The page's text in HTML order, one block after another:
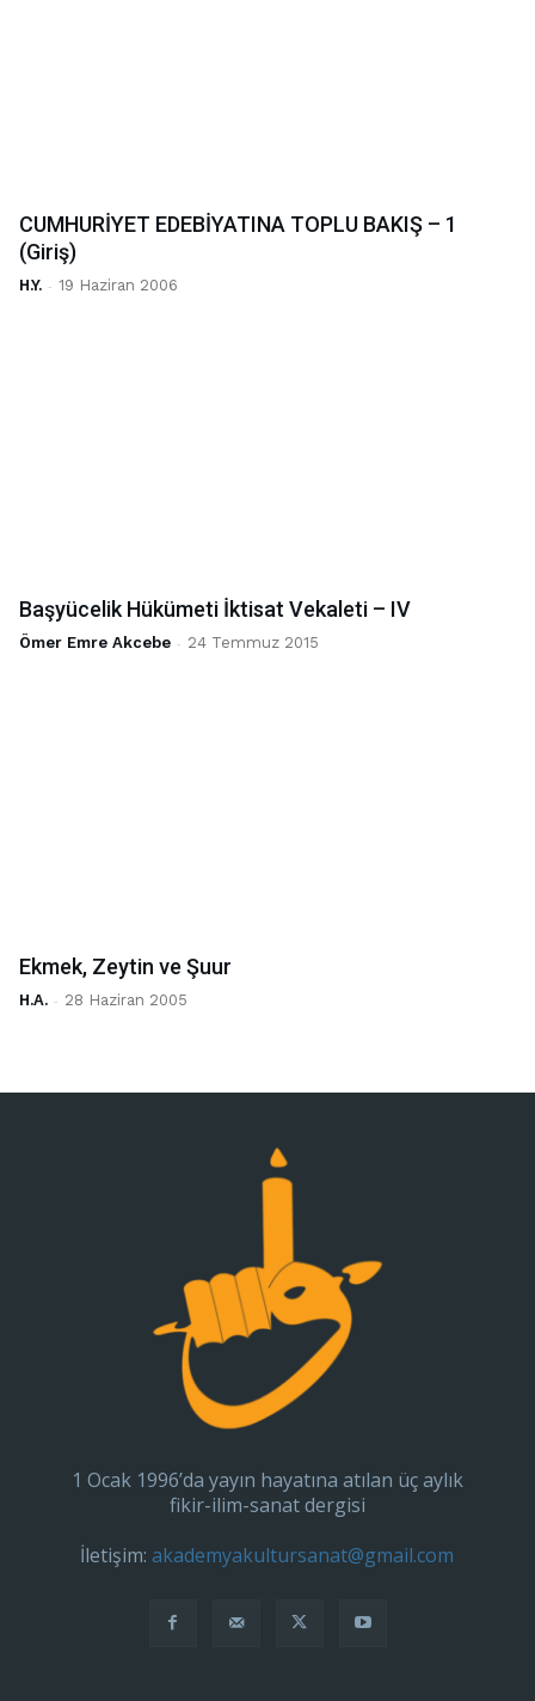
CUMHURİYET EDEBİYATINA TOPLU BAKIŞ – 1
(Giriş)
H.Y. - 19 Haziran 2006
Başyücelik Hükümeti İktisat Vekaleti – IV
Ömer Emre Akcebe - 24 Temmuz 2015
Ekmek, Zeytin ve Şuur
H.A. - 28 Haziran 2005
1 Ocak 1996’da yayın hayatına atılan üç aylık
fikir-ilim-sanat dergisi
İletişim:akademyakultursanat@gmail.com